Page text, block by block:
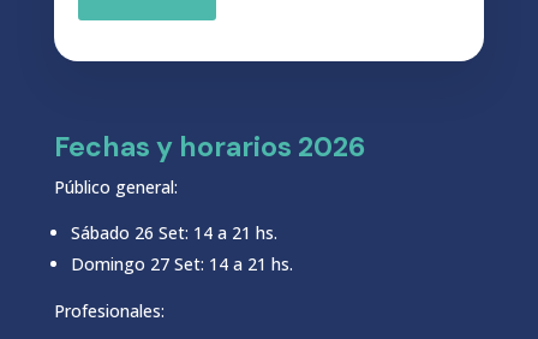
Fechas y horarios 2026
Público general:
Sábado 26 Set: 14 a 21 hs.
Domingo 27 Set: 14 a 21 hs.
Profesionales: